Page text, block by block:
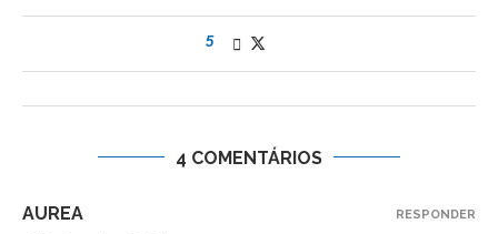
5
4 COMENTÁRIOS
AUREA RESPONDER